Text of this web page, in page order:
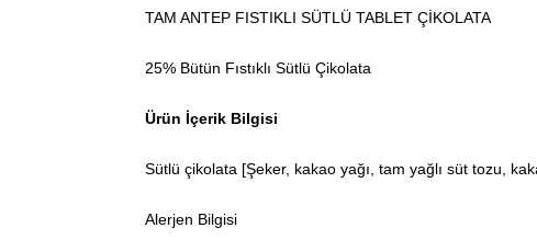
TAM ANTEP FISTIKLI SÜTLÜ TABLET ÇİKOLATA
25% Bütün Fıstıklı Sütlü Çikolata
Ürün İçerik Bilgisi
Sütlü çikolata [Şeker, kakao yağı, tam yağlı süt tozu,
Alerjen Bilgisi